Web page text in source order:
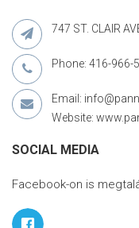
747 ST. CLAIR
Phone: 416-966-
Email:
Website:
SOCIAL MEDIA
Facebook-on is